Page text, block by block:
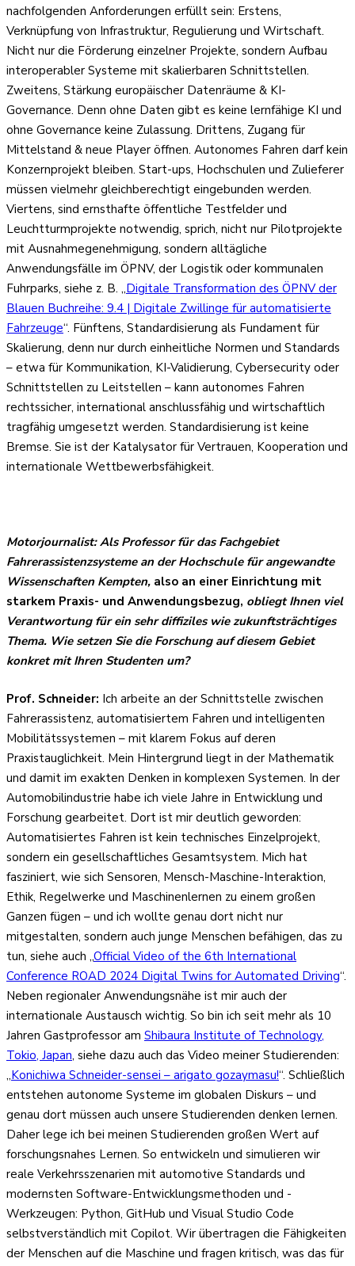
nachfolgenden Anforderungen erfüllt sein: Erstens,
Verknüpfung von Infrastruktur, Regulierung und Wirtschaft.
Nicht nur die Förderung einzelner Projekte, sondern Aufbau
interoperabler Systeme mit skalierbaren Schnittstellen.
Zweitens, Stärkung europäischer Datenräume & KI-
Governance. Denn ohne Daten gibt es keine lernfähige KI und
ohne Governance keine Zulassung. Drittens, Zugang für
Mittelstand & neue Player öffnen. Autonomes Fahren darf kein
Konzernprojekt bleiben. Start-ups, Hochschulen und Zulieferer
müssen vielmehr gleichberechtigt eingebunden werden.
Viertens, sind ernsthafte öffentliche Testfelder und
Leuchtturmprojekte notwendig, sprich, nicht nur Pilotprojekte
mit Ausnahmegenehmigung, sondern alltägliche
Anwendungsfälle im ÖPNV, der Logistik oder kommunalen
Fuhrparks, siehe z. B. „Digitale Transformation des ÖPNV der
Blauen Buchreihe: 9.4 | Digitale Zwillinge für automatisierte
Fahrzeuge“. Fünftens, Standardisierung als Fundament für
Skalierung, denn nur durch einheitliche Normen und Standards
– etwa für Kommunikation, KI-Validierung, Cybersecurity oder
Schnittstellen zu Leitstellen – kann autonomes Fahren
rechtssicher, international anschlussfähig und wirtschaftlich
tragfähig umgesetzt werden. Standardisierung ist keine
Bremse. Sie ist der Katalysator für Vertrauen, Kooperation und
internationale Wettbewerbsfähigkeit.
Motorjournalist:Als Professor für das Fachgebiet
Fahrerassistenzsysteme an der Hochschule für angewandte
Wissenschaften Kempten, also an einer Einrichtung mit
starkem Praxis- und Anwendungsbezug, obliegt Ihnen viel
Verantwortung für ein sehr diffiziles wie zukunftsträchtiges
Thema. Wie setzen Sie die Forschung auf diesem Gebiet
konkret mit Ihren Studenten um?
Prof. Schneider: Ich arbeite an der Schnittstelle zwischen
Fahrerassistenz, automatisiertem Fahren und intelligenten
Mobilitätssystemen – mit klarem Fokus auf deren
Praxistauglichkeit. Mein Hintergrund liegt in der Mathematik
und damit im exakten Denken in komplexen Systemen. In der
Automobilindustrie habe ich viele Jahre in Entwicklung und
Forschung gearbeitet. Dort ist mir deutlich geworden:
Automatisiertes Fahren ist kein technisches Einzelprojekt,
sondern ein gesellschaftliches Gesamtsystem. Mich hat
fasziniert, wie sich Sensoren, Mensch-Maschine-Interaktion,
Ethik, Regelwerke und Maschinenlernen zu einem großen
Ganzen fügen – und ich wollte genau dort nicht nur
mitgestalten, sondern auch junge Menschen befähigen, das zu
tun, siehe auch „Official Video of the 6th International
Conference ROAD 2024 Digital Twins for Automated Driving“.
Neben regionaler Anwendungsnähe ist mir auch der
internationale Austausch wichtig. So bin ich seit mehr als 10
Jahren Gastprofessor am Shibaura Institute of Technology,
Tokio, Japan, siehe dazu auch das Video meiner Studierenden:
„Konichiwa Schneider-sensei – arigato gozaymasu!“. Schließlich
entstehen autonome Systeme im globalen Diskurs – und
genau dort müssen auch unsere Studierenden denken lernen.
Daher lege ich bei meinen Studierenden großen Wert auf
forschungsnahes Lernen. So entwickeln und simulieren wir
reale Verkehrsszenarien mit automotive Standards und
modernsten Software-Entwicklungsmethoden und -
Werkzeugen: Python, GitHub und Visual Studio Code
selbstverständlich mit Copilot. Wir übertragen die Fähigkeiten
der Menschen auf die Maschine und fragen kritisch, was das für